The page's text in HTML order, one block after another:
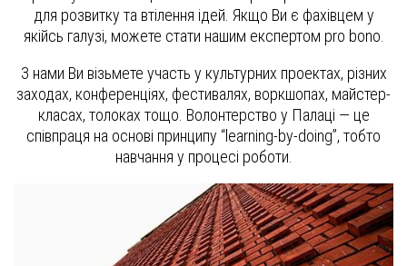
для розвитку та втілення ідей. Якщо Ви є фахівцем у
якійсь галузі, можете стати нашим експертом pro bono.
З нами Ви візьмете участь у культурних проектах, різних
заходах, конференціях, фестивалях, воркшопах, майстер-
класах, толоках тощо. Волонтерство у Палаці — це
співпраця на основі принципу “learning-by-doing”, тобто
навчання у процесі роботи.